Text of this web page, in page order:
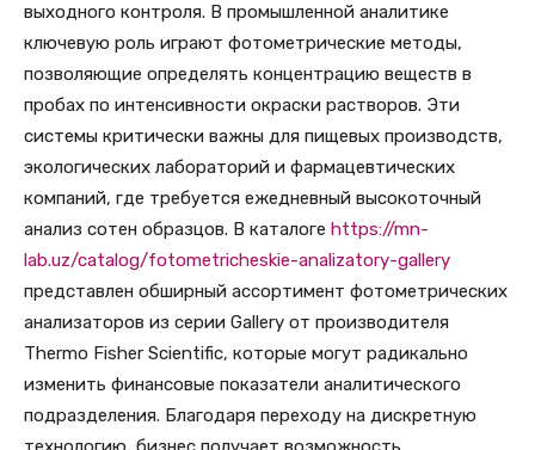
выходного контроля. В промышленной аналитике
ключевую роль играют фотометрические методы,
позволяющие определять концентрацию веществ в
пробах по интенсивности окраски растворов. Эти
системы критически важны для пищевых производств,
экологических лабораторий и фармацевтических
компаний, где требуется ежедневный высокоточный
анализ сотен образцов. В каталоге https://mn-
lab.uz/catalog/fotometricheskie-analizatory-gallery
представлен обширный ассортимент фотометрических
анализаторов из серии Gallery от производителя
Thermo Fisher Scientific, которые могут радикально
изменить финансовые показатели аналитического
подразделения. Благодаря переходу на дискретную